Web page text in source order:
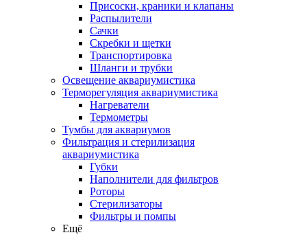
Присоски, краники и клапаны
Распылители
Сачки
Скребки и щетки
Транспортировка
Шланги и трубки
Освещение аквариумистика
Терморегуляция аквариумистика
Нагреватели
Термометры
Тумбы для аквариумов
Фильтрация и стерилизация
аквариумистика
Губки
Наполнители для фильтров
Роторы
Стерилизаторы
Фильтры и помпы
Ещё